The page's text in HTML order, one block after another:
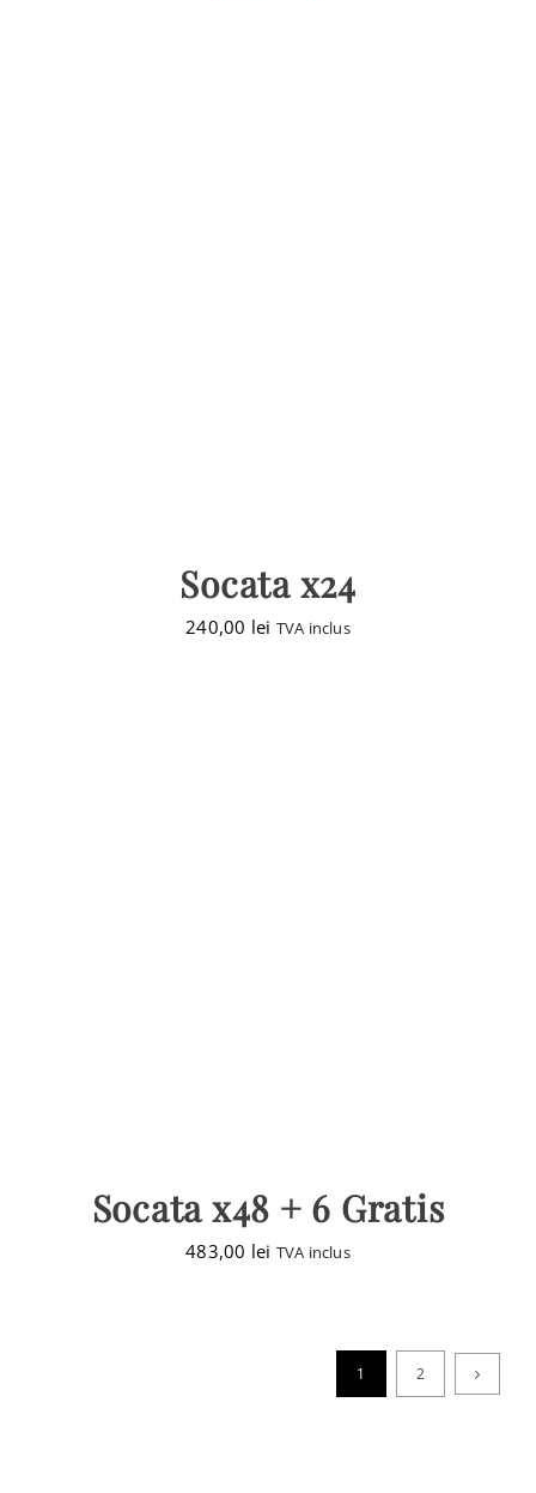
Socata x24
240,00 lei TVA inclus
Socata x48 + 6 Gratis
483,00 lei TVA inclus
1 2